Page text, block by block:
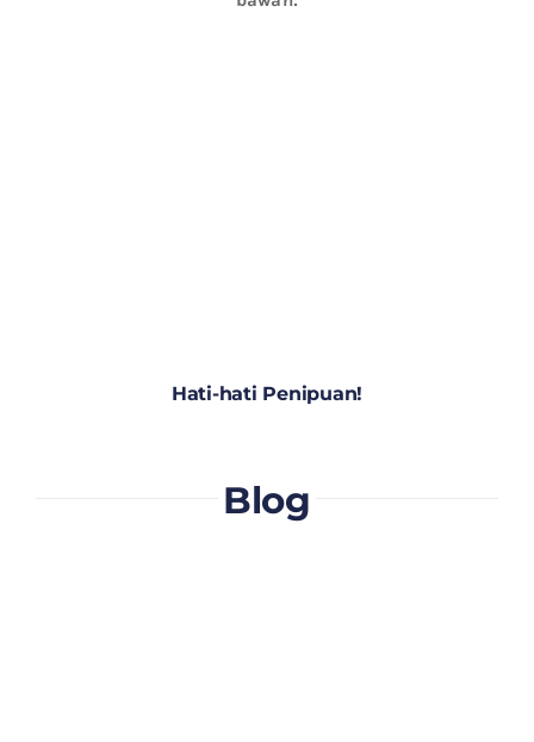
Hati-hati Penipuan!
Blog